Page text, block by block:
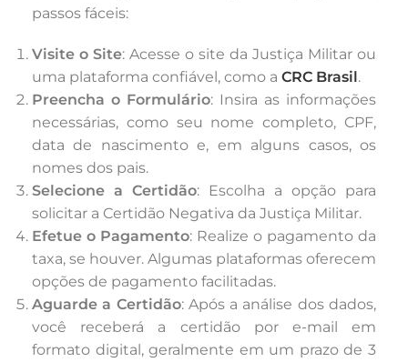
passos fáceis:
Visite o Site: Acesse o site da Justiça Militar ou
uma plataforma confiável, como a CRC Brasil.
Preencha o Formulário: Insira as informações
necessárias, como seu nome completo, CPF,
data de nascimento e, em alguns casos, os
nomes dos pais.
Selecione a Certidão: Escolha a opção para
solicitar a Certidão Negativa da Justiça Militar.
Efetue o Pagamento: Realize o pagamento da
taxa, se houver. Algumas plataformas oferecem
opções de pagamento facilitadas.
Aguarde a Certidão: Após a análise dos dados,
você receberá a certidão por e-mail em
formato digital, geralmente em um prazo de 3